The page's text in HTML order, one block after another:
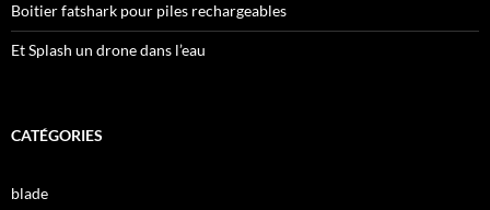
Boitier fatshark pour piles rechargeables
Et Splash un drone dans l’eau
CATÉGORIES
blade